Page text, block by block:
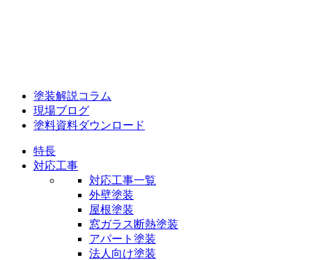
塗装解説コラム
現場ブログ
塗料資料ダウンロード
特長
対応工事
対応工事一覧
外壁塗装
屋根塗装
窓ガラス断熱塗装
アパート塗装
法人向け塗装